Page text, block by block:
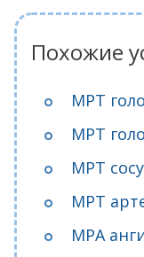
Похожие
МРТ
МРТ
МРТ
МРТ
МРА